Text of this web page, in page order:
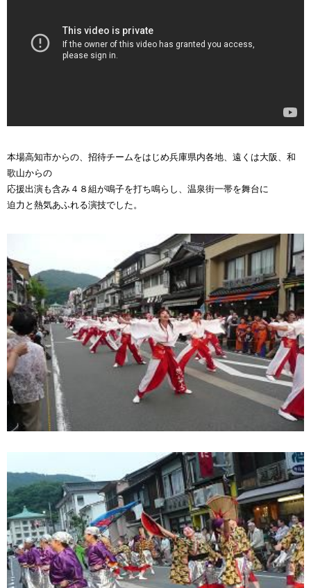
本場高知市からの、招待チームをはじめ兵庫県内各地、遠くは大阪、和
歌山からの
応援出演も含み４８組が鳴子を打ち鳴らし、温泉街一帯を舞台に
迫力と熱気あふれる演技でした。